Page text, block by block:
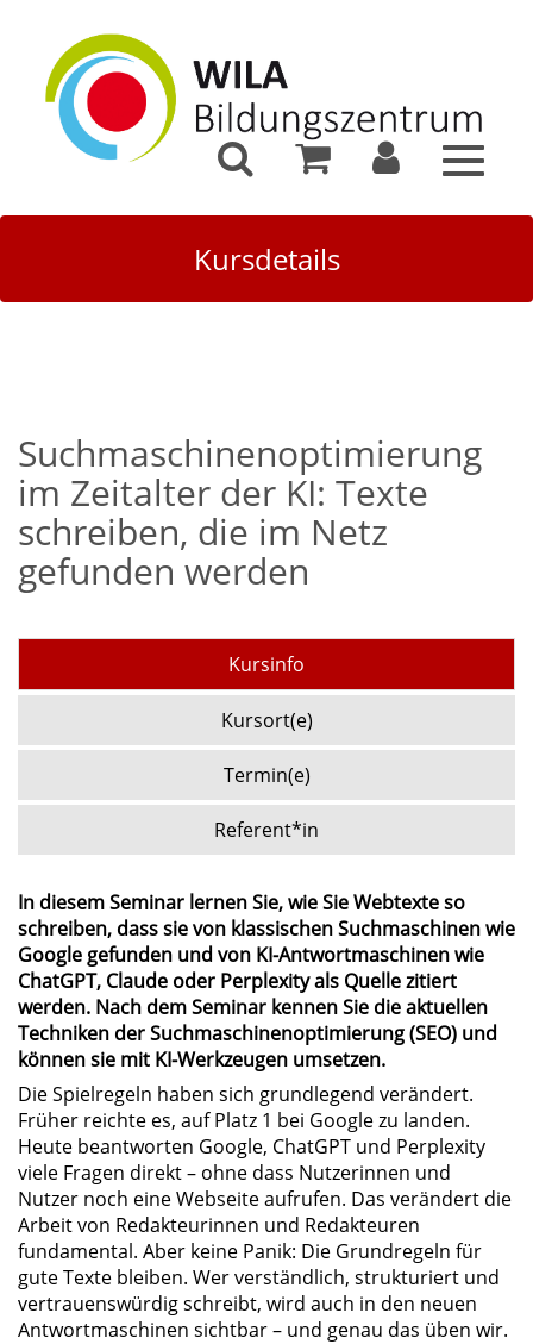
Toggle
Kursdetails
Suchmaschinenoptimierung
im Zeitalter der KI: Texte
schreiben, die im Netz
gefunden werden
Kursinfo
Kursort(e)
Termin(e)
Referent*in
In diesem Seminar lernen Sie, wie Sie Webtexte so
schreiben, dass sie von klassischen Suchmaschinen wie
Google gefunden und von KI-Antwortmaschinen wie
ChatGPT, Claude oder Perplexity als Quelle zitiert
werden. Nach dem Seminar kennen Sie die aktuellen
Techniken der Suchmaschinenoptimierung (SEO) und
können sie mit KI-Werkzeugen umsetzen.
Die Spielregeln haben sich grundlegend verändert.
Früher reichte es, auf Platz 1 bei Google zu landen.
Heute beantworten Google, ChatGPT und Perplexity
viele Fragen direkt – ohne dass Nutzerinnen und
Nutzer noch eine Webseite aufrufen. Das verändert die
Arbeit von Redakteurinnen und Redakteuren
fundamental. Aber keine Panik: Die Grundregeln für
gute Texte bleiben. Wer verständlich, strukturiert und
vertrauenswürdig schreibt, wird auch in den neuen
Antwortmaschinen sichtbar – und genau das üben wir.